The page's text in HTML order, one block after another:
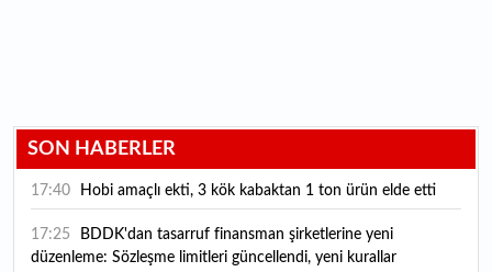
SON HABERLER
17:40 Hobi amaçlı ekti, 3 kök kabaktan 1 ton ürün elde etti
17:25
düzenleme: Sözleşme limitleri güncellendi, yeni kurallar